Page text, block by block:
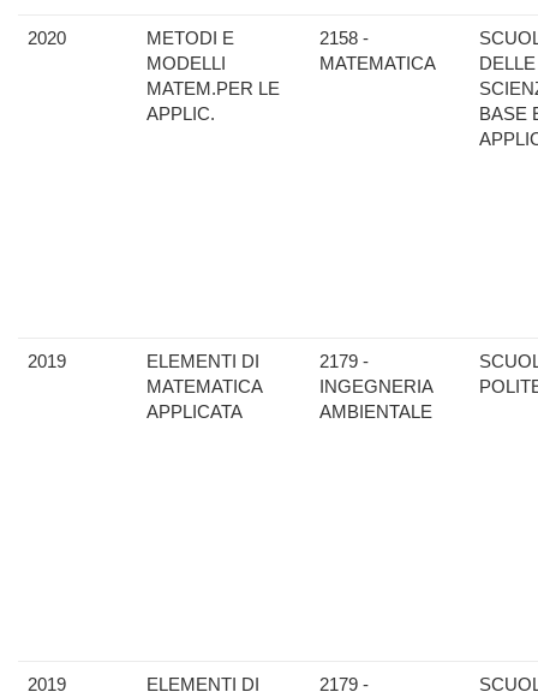
2020
METODI E
MODELLI
MATEM.PER LE
APPLIC.
2158 -
MATEMATICA
DELLE
BASE
2019
ELEMENTI DI
MATEMATICA
APPLICATA
2179 -
INGEGNERIA
AMBIENTALE
2019
ELEMENTI DI
2179 -